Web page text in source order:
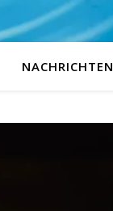
NACHRICHTEN